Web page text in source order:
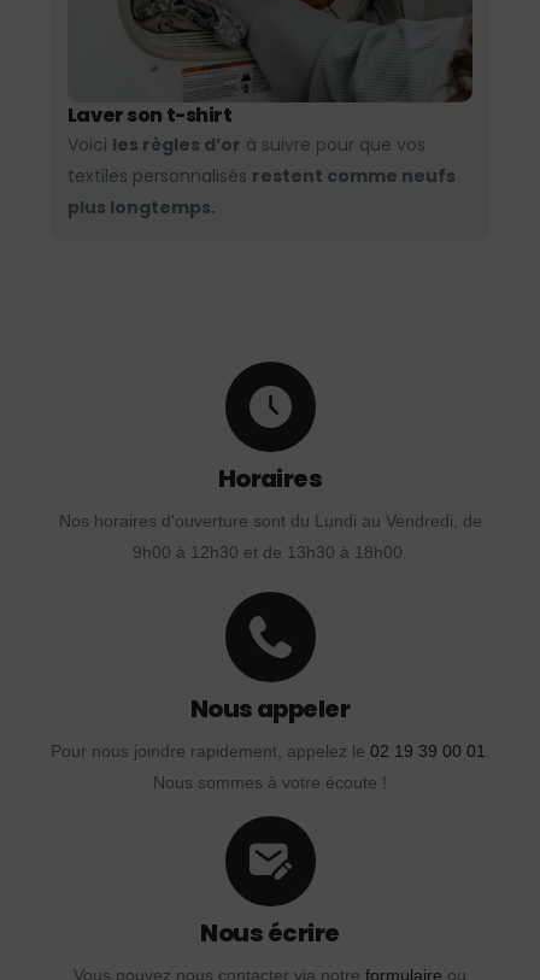
Laver son t-shirt
Voici les règles d’or à suivre pour que vos
textiles personnalisés restent comme neufs
plus longtemps.
Horaires
Nos horaires d'ouverture sont du Lundi au Vendredi, de
9h00 à 12h30 et de 13h30 à 18h00.
Nous appeler
Pour nous joindre rapidement, appelez le 02 19 39 00 01.
Nous sommes à votre écoute !
Nous écrire
Vous pouvez nous contacter via notre formulaire ou